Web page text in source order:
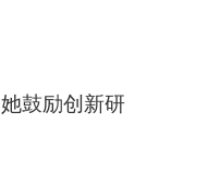
鼓励创新研